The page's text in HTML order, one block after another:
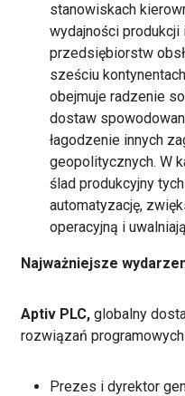
stanowiskach
wydajności
przedsiębiorstw
sześciu
obejmuje radzenie
dostaw
łagodzenie innych
geopolitycznych. W
ślad produkcyjny
automatyzację,
operacyjną i
Najważniejsze
Aptiv PLC, globalny
rozwiązań programowych
Prezes i dyrektor